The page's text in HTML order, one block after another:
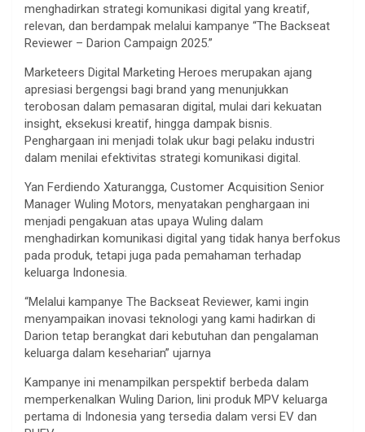
menghadirkan strategi komunikasi digital yang kreatif,
relevan, dan berdampak melalui kampanye “The Backseat
Reviewer – Darion Campaign 2025.”
Marketeers Digital Marketing Heroes merupakan ajang
apresiasi bergengsi bagi brand yang menunjukkan
terobosan dalam pemasaran digital, mulai dari kekuatan
insight, eksekusi kreatif, hingga dampak bisnis.
Penghargaan ini menjadi tolak ukur bagi pelaku industri
dalam menilai efektivitas strategi komunikasi digital.
Yan Ferdiendo Xaturangga, Customer Acquisition Senior
Manager Wuling Motors, menyatakan penghargaan ini
menjadi pengakuan atas upaya Wuling dalam
menghadirkan komunikasi digital yang tidak hanya berfokus
pada produk, tetapi juga pada pemahaman terhadap
keluarga Indonesia.
“Melalui kampanye The Backseat Reviewer, kami ingin
menyampaikan inovasi teknologi yang kami hadirkan di
Darion tetap berangkat dari kebutuhan dan pengalaman
keluarga dalam keseharian” ujarnya
Kampanye ini menampilkan perspektif berbeda dalam
memperkenalkan Wuling Darion, lini produk MPV keluarga
pertama di Indonesia yang tersedia dalam versi EV dan